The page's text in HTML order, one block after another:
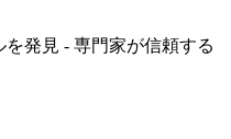
を発見 - 専門家が信頼する